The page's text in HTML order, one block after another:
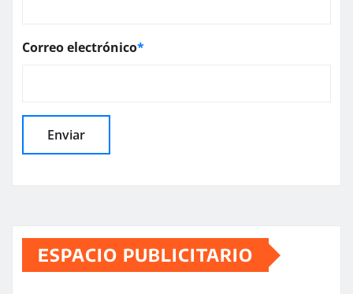
Correo electrónico*
ESPACIO PUBLICITARIO